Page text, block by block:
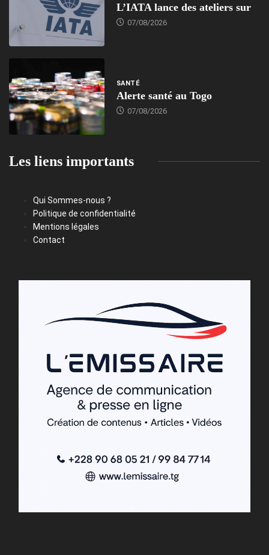
L’IATA lance des ateliers sur
07/08/2026
SANTÉ
Alerte santé au Togo
07/08/2026
Les liens importants
Qui Sommes-nous ?
Politique de confidentialité
Mentions légales
Contact